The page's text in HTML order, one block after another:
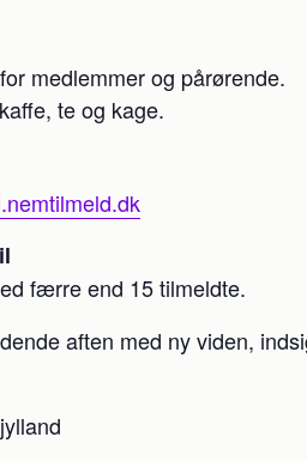
medlemmer og pårørende.
te og kage.
færre end 15 tilmeldte.
aften med ny viden,